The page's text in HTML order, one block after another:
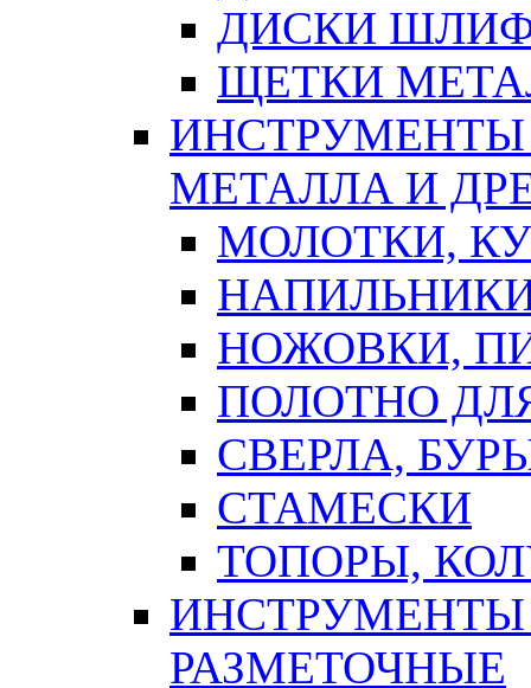
ДИСКИ
ЩЕТКИ
ИНСТРУМЕНТЫ
МЕТАЛЛА И
МОЛОТКИ,
НОЖОВКИ,
ПОЛОТНО
СВЕРЛА,
СТАМЕСКИ
ТОПОРЫ,
ИНСТРУМЕНТЫ
РАЗМЕТОЧНЫЕ